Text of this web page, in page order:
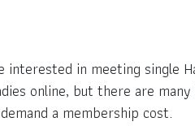
interested in meeting single
online, but there are
a membership cost.